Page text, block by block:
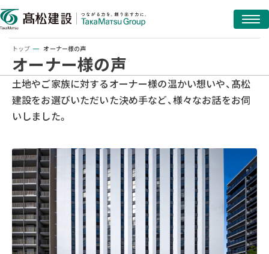
トップ オーナー様の声
オーナー様の声
土地やご家族に対するオーナー様の温かい想いや、髙松
建設をお選びいただいた決め手など、様々なお話をお伺
いしました。